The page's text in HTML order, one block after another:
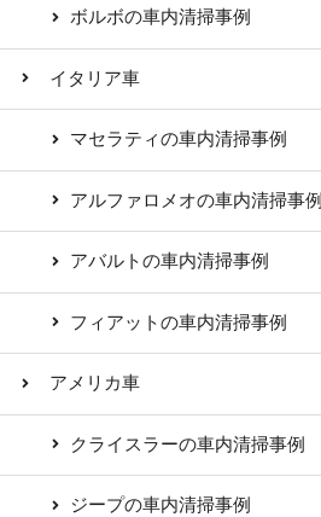
ボルボの車内清掃事例
イタリア車
マセラティの車内清掃事例
アルファロメオの車内清掃事例
アバルトの車内清掃事例
フィアットの車内清掃事例
アメリカ車
クライスラーの車内清掃事例
ジープの車内清掃事例